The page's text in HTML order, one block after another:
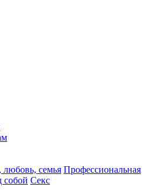
семья Профессиональная
собой Секс